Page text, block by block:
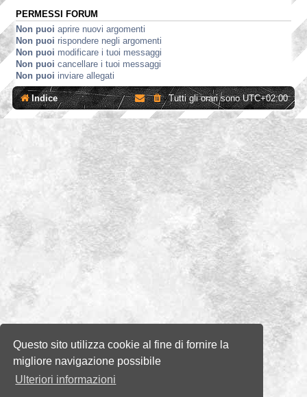
Questo sito utilizza cookie al fine di fornire la
migliore navigazione possibile
Ulteriori informazioni
PERMESSI FORUM
Non puoi aprire nuovi argomenti
Non puoi rispondere negli argomenti
Non puoi modificare i tuoi messaggi
Non puoi cancellare i tuoi messaggi
Non puoi inviare allegati
Indice Tutti gli orari sonoUTC+02:00